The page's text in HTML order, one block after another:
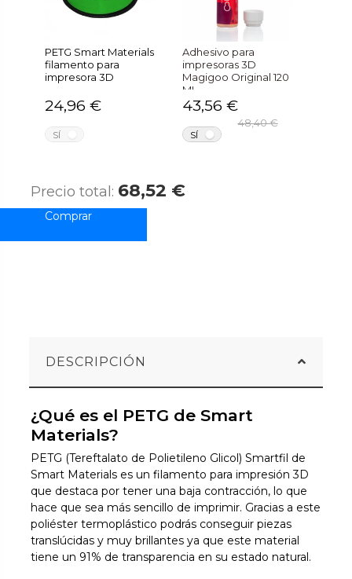
PETG Smart Materials
filamento para
impresora 3D
24,96 €
SÍ
Adhesivo para
impresoras 3D
Magigoo Original 120
ML
43,56 €
48,40 €
SÍ
Precio total: 68,52 €
DESCRIPCIÓN
¿Qué es el PETG de Smart
Materials?
PETG (Tereftalato de Polietileno Glicol) Smartfil de
Smart Materials es un filamento para impresión 3D
que destaca por tener una baja contracción, lo que
hace que sea más sencillo de imprimir. Gracias a este
poliéster termoplástico podrás conseguir piezas
translúcidas y muy brillantes ya que este material
tiene un 91% de transparencia en su estado natural.